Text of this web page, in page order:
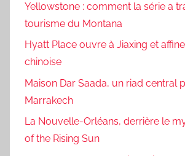
Yellowstone : comment la série a
tourisme du Montana
Hyatt Place ouvre à Jiaxing et
chinoise
Maison Dar Saada, un riad central
Marrakech
La Nouvelle-Orléans, derrière le
of the Rising Sun